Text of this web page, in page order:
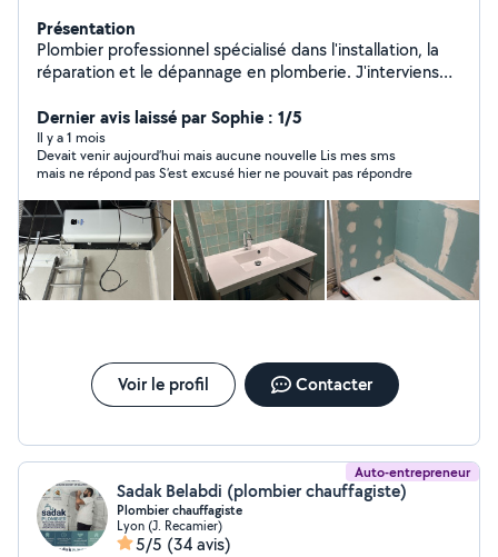
Présentation
Plombier professionnel spécialisé dans l'installation, la
réparation et le dépannage en plomberie. J'interviens
canalisations, sanitaires et chauffage, avec un travail
soigné et durable.
Dernier avis laissé par Sophie : 1/5
Il y a 1 mois
Devait venir aujourd’hui mais aucune nouvelle Lis mes sms
mais ne répond pas S’est excusé hier ne pouvait pas répondre
Voir le profil Contacter
Auto-entrepreneur
Sadak Belabdi (plombier chauffagiste)
Plombier chauffagiste
Lyon (J. Recamier)
5/5 (34 avis)